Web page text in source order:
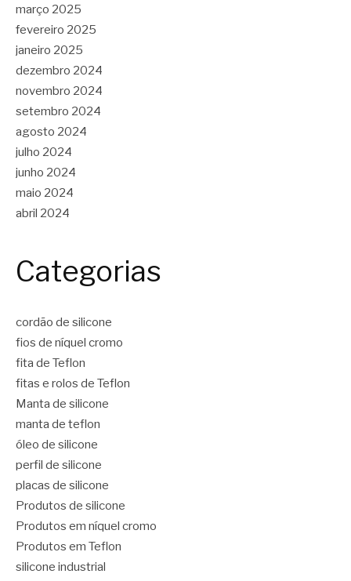
março 2025
fevereiro 2025
janeiro 2025
dezembro 2024
novembro 2024
setembro 2024
agosto 2024
julho 2024
junho 2024
maio 2024
abril 2024
Categorias
cordão de silicone
fios de níquel cromo
fita de Teflon
fitas e rolos de Teflon
Manta de silicone
manta de teflon
óleo de silicone
perfil de silicone
placas de silicone
Produtos de silicone
Produtos em níquel cromo
Produtos em Teflon
silicone industrial